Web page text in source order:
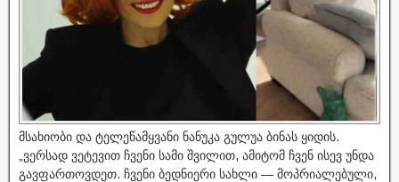
მსახიობი და ტელეწამყვანი ნანუკა გულუა ბინას ყიდის.
„ვერსად ვეტევით ჩვენი სამი შვილით, ამიტომ ჩვენ ისევ უნდა
გავფართოვდეთ. ჩვენი ბედნიერი სახლი — მოპრიალებული,